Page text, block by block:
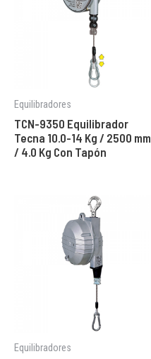
Equilibradores
TCN-9350 Equilibrador
Tecna 10.0-14 Kg / 2500 mm
/ 4.0 Kg Con Tapón
Equilibradores